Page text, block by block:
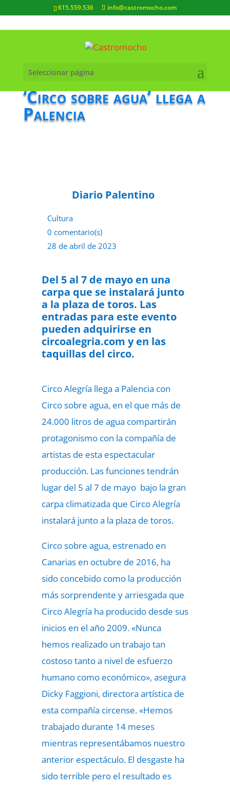
615.559.536 info@castromocho.com
Seleccionar página
‘Circo sobre agua’ llega a
Palencia
Diario Palentino
Cultura
0 comentario(s)
28 de abril de 2023
Del 5 al 7 de mayo en una
carpa que se instalará junto
a la plaza de toros. Las
entradas para este evento
pueden adquirirse en
circoalegria.com y en las
taquillas del circo.
Circo Alegría llega a Palencia con
Circo sobre agua, en el que más de
24.000 litros de agua compartirán
protagonismo con la compañía de
artistas de esta espectacular
producción. Las funciones tendrán
lugar del 5 al 7 de mayo bajo la gran
carpa climatizada que Circo Alegría
instalará junto a la plaza de toros.
Circo sobre agua, estrenado en
Canarias en octubre de 2016, ha
sido concebido como la producción
más sorprendente y arriesgada que
Circo Alegría ha producido desde sus
inicios en el año 2009. «Nunca
hemos realizado un trabajo tan
costoso tanto a nivel de esfuerzo
humano como económico», asegura
Dicky Faggioni, directora artística de
esta compañía circense. «Hemos
trabajado durante 14 meses
mientras representábamos nuestro
anterior espectáculo. El desgaste ha
sido terrible pero el resultado es